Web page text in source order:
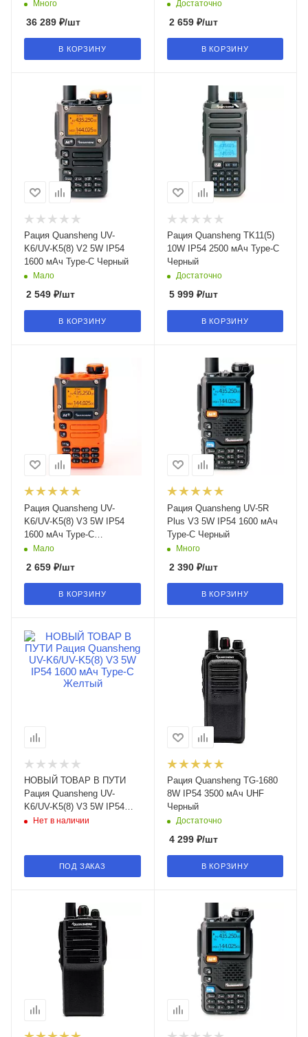
Много
36 289 ₽/шт
В КОРЗИНУ
камуфляж
Достаточно
2 659₽/шт
В КОРЗИНУ
Рация Quansheng UV-
K6/UV-K5(8) V2 5W IP54
1600 мАч Type-C Черный
Мало
2 549 ₽/шт
В КОРЗИНУ
Рация Quansheng TK11(5)
10W IP54 2500 мАч Type-C
Черный
Достаточно
5 999₽/шт
В КОРЗИНУ
Рация Quansheng UV-
K6/UV-K5(8) V3 5W IP54
1600 мАч Type-C
Оранжевый
Мало
2 659 ₽/шт
В КОРЗИНУ
Рация Quansheng UV-5R
Plus V3 5W IP54 1600 мАч
Type-C Черный
Много
2 390₽/шт
В КОРЗИНУ
НОВЫЙ ТОВАР В ПУТИ
Рация Quansheng UV-
K6/UV-K5(8) V3 5W IP54
1600 мАч Type-C Желтый
Нет в наличии
ПОД ЗАКАЗ
Рация Quansheng TG-1680
8W IP54 3500 мАч UHF
Черный
Достаточно
4 299₽/шт
В КОРЗИНУ